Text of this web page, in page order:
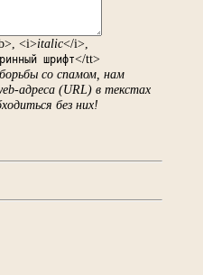
<i>italic</i>,
шрифт</tt>
со спамом, нам
адреса (URL) в текстах
без них!